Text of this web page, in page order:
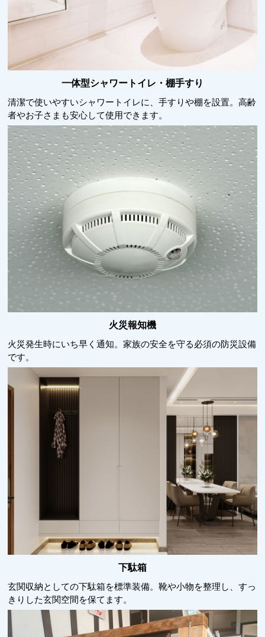
一体型シャワートイレ・棚手すり
清潔で使いやすいシャワートイレに、手すりや棚を設置。高齢
者やお子さまも安心して使用できます。
火災報知機
火災発生時にいち早く通知。家族の安全を守る必須の防災設備
です。
下駄箱
玄関収納としての下駄箱を標準装備。靴や小物を整理し、すっ
きりした玄関空間を保てます。